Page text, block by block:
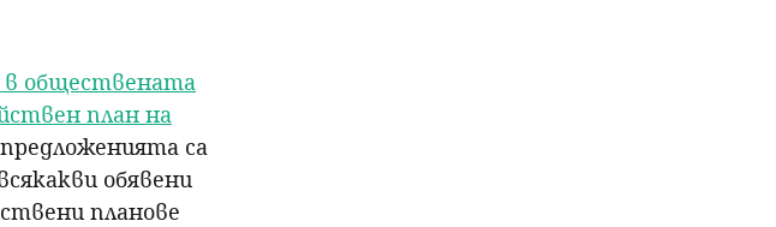
в обществената
план на
са
обявени
планове